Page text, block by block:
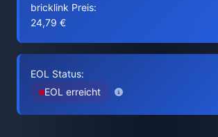
bricklink Preis:
24,79 €
EOL Status:
EOL erreicht